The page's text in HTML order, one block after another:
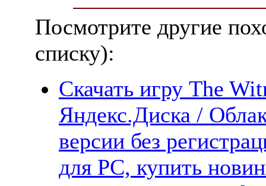
Посмотрите другие
списку):
Скачать игру The
Яндекс.Диска /
версии без
для PC, купить